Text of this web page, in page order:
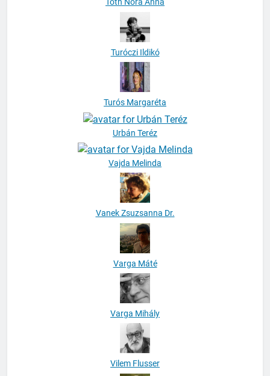
Turóczi Ildikó
Turós Margaréta
Vanek Zsuzsanna Dr.
Varga Máté
Varga Mihály
Vilem Flusser